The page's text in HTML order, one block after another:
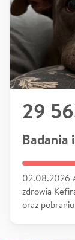
29
02.08.2026
zdrowia
oraz